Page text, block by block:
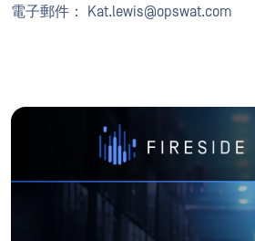
電子郵件： Kat.lewis@opswat.com